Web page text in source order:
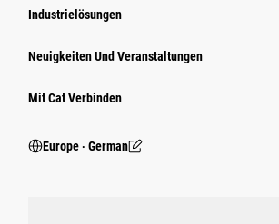
Industrielösungen
Neuigkeiten Und Veranstaltungen
Mit Cat Verbinden
Europe ‧ German